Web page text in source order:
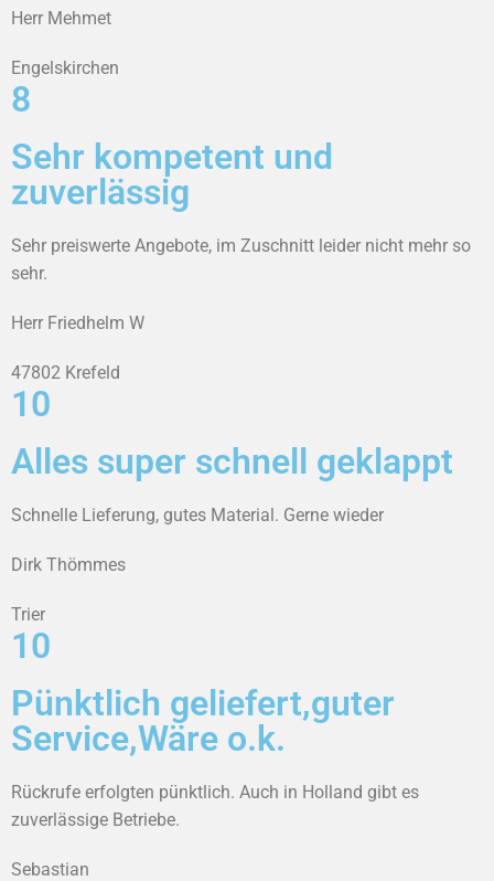
Herr Mehmet
Engelskirchen
8
Sehr kompetent und
zuverlässig
Sehr preiswerte Angebote, im Zuschnitt leider nicht mehr so
sehr.
Herr Friedhelm W
47802 Krefeld
10
Alles super schnell geklappt
Schnelle Lieferung, gutes Material. Gerne wieder
Dirk Thömmes
Trier
10
Pünktlich geliefert,guter
Service,Wäre o.k.
Rückrufe erfolgten pünktlich. Auch in Holland gibt es
zuverlässige Betriebe.
Sebastian